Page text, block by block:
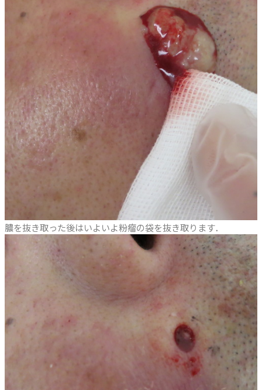
膿を抜き取った後はいよいよ粉瘤の袋を抜き取ります．